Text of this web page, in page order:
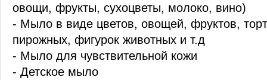
овощи, фрукты, сухоцветы, молоко, вино)
- Мыло в виде цветов, овощей, фруктов,
пирожных, фигурок животных и т.д
- Мыло для чувствительной кожи
- Детское мыло